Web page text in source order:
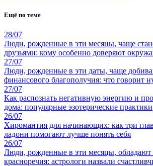
Ещё по теме
28/07
Люди, рожденные в эти месяцы, чаще
друзьями: кому особенно доверяют
27/07
Люди, рожденные в эти даты, чаще
финансового благополучия: что говорит
27/07
Как распознать негативную энергию и
дома: популярные эзотерические практики
26/07
Хиромантия для начинающих: как три
ладони помогают лучше понять себя
26/07
Люди, рожденные в эти месяцы,
красноречия: астрологи назвали